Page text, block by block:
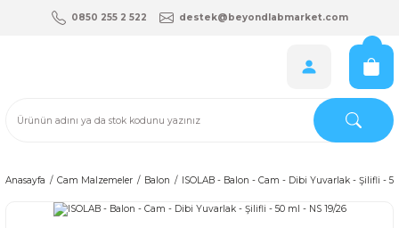
0850 255 2 522 destek@beyondlabmarket.com
Anasayfa Cam Malzemeler Balon ISOLAB - Balon - Cam - Dibi Yuvarlak - Şilifli -